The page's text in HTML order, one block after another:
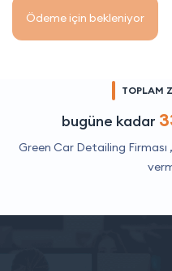
Ödeme için bekleniyor
TOPLAM
bugüne kadar
Green Car Detailing Firması ,